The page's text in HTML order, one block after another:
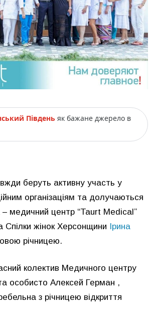
Південь як бажане джерело в
беруть активну участь у
організаціям та долучаються
медичний центр “Taurt Medical”
Спілки жінок Херсонщини Ірина
річницею.
колектив Медичного центру
особисто Алексей Герман ,
з річницею відкриття